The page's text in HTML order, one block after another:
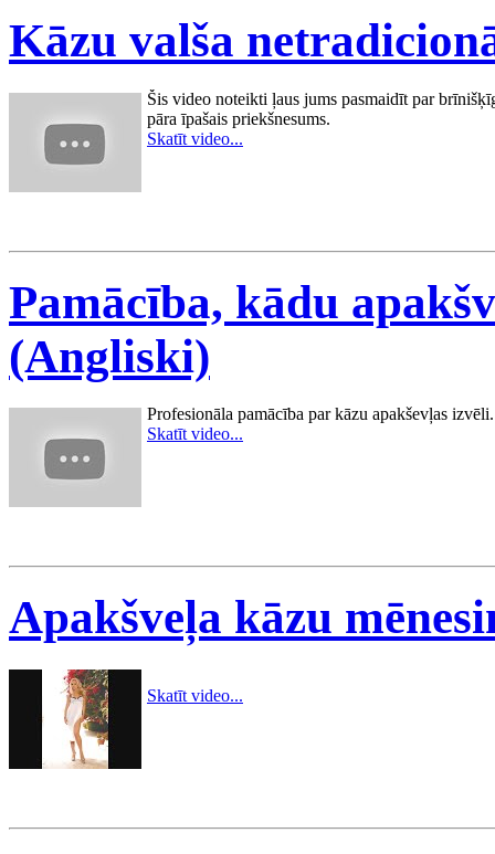
Kāzu valša
Šis video noteikti ļaus jums pasmaidīt par
pāra īpašais priekšnesums.
Skatīt video...
Pamācība, kādu
(Angliski)
Profesionāla pamācība par kāzu apakševļas
Skatīt video...
Apakšveļa kāzu
Skatīt video...